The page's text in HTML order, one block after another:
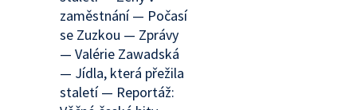
zaměstnání — Počasí
se Zuzkou — Zprávy
— Valérie Zawadská
— Jídla, která přežila
staletí — Reportáž: